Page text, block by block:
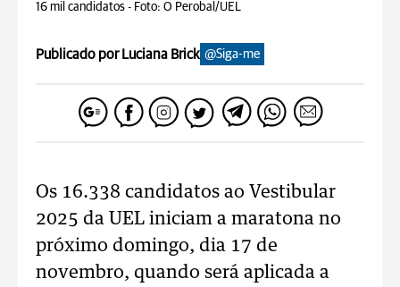
16 mil candidatos - Foto: O Perobal/UEL
Publicado por Luciana Brick @Siga-me
Os 16.338 candidatos ao Vestibular
2025 da UEL iniciam a maratona no
próximo domingo, dia 17 de
novembro, quando será aplicada a